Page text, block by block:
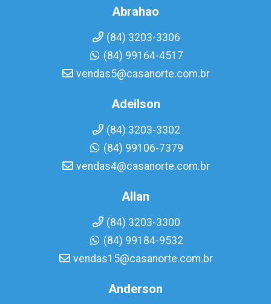
Abrahao
(84) 3203-3306
(84) 99164-4517
vendas5@casanorte.com.br
Adeilson
(84) 3203-3302
(84) 99106-7379
vendas4@casanorte.com.br
Allan
(84) 3203-3300
(84) 99184-9532
vendas15@casanorte.com.br
Anderson